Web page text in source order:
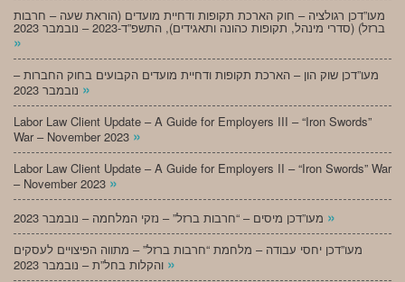
מעו”דכן רגולציה – חוק הארכת תקופות ודחיית מועדים (הוראת שעה – חרבות
ברזל) (סדרי מינהל, תקופות כהונה ותאגידים), התשפ”ד-2023 – נובמבר 2023
»
מעו”דכן שוק הון – הארכת תקופות ודחיית מועדים הקבועים בחוק החברות –
»
Labor Law Client Update – A Guide for Employers III – “Iron Swords”
War – November 2023 »
Labor Law Client Update – A Guide for Employers II – “Iron Swords” War
– November 2023 »
»
מעו”דכן יחסי עבודה – מלחמת “חרבות ברזל” – מתווה הפיצויים לעסקים
»